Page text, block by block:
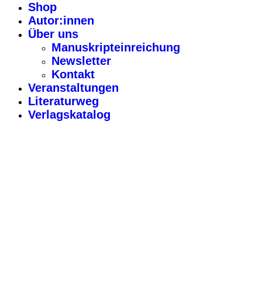
Shop
Autor:innen
Über uns
Manuskripteinreichung
Newsletter
Kontakt
Veranstaltungen
Literaturweg
Verlagskatalog